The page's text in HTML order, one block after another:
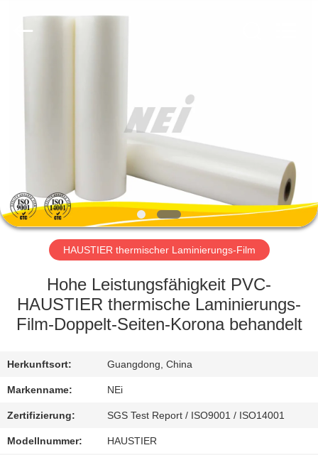
SHOW
ÜBER
FABRIK-
AUSFLUG
QUALITÄTSKONTROLLE
TRETEN
SIE
COMPOSITE
HAUSTIER thermischer Laminierungs-Film
Hohe Leistungsfähigkeit PVC-
HAUSTIER thermische Laminierungs-
Film-Doppelt-Seiten-Korona behandelt
Herkunftsort: Guangdong, China
Markenname: NEi
Zertifizierung: SGS Test Report / ISO9001 / ISO14001
Modellnummer: HAUSTIER